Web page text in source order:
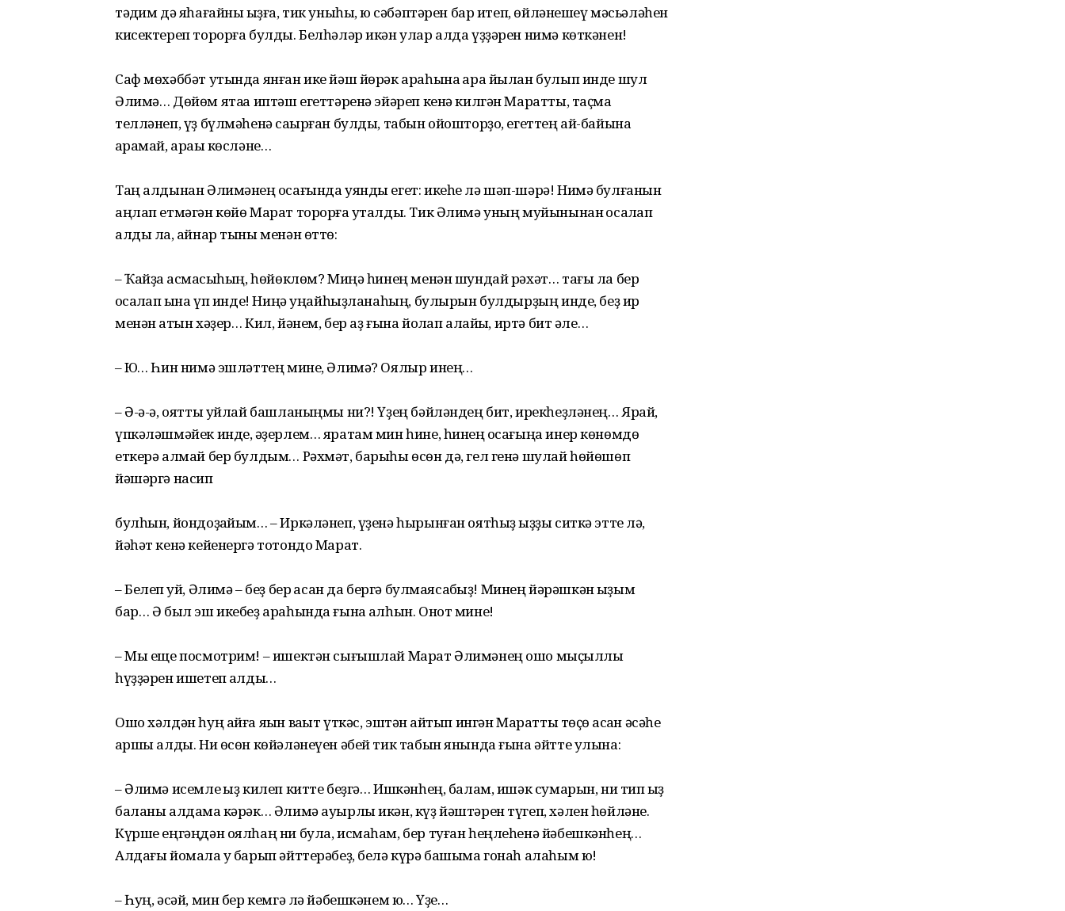
тәҡдим дә яһағайны ҡыҙға, тик уныһы, юҡ сәбәптәрен бар итеп, өйләнешеү мәсьәләһен
кисектереп торорға булды. Белһәләр икән улар алда үҙҙәрен нимә көткәнен!
Саф мөхәббәт утында янған ике йәш йөрәк араһына ҡара йылан булып инде шул
Әлимә… Дөйөм ятаҡҡа иптәш егеттәренә эйәреп кенә килгән Маратты, таҫма
телләнеп, үҙ бүлмәһенә саҡырған булды, табын ойошторҙо, егеттең ай-байына
ҡарамай, араҡы көсләне…
Таң алдынан Әлимәнең ҡосағында уянды егет: икеһе лә шәп-шәрә! Нимә булғанын
аңлап етмәгән көйө Марат торорға уҡталды. Тик Әлимә уның муйынынан ҡосаҡлап
алды ла, ҡайнар тыны менән өттө:
– Ҡайҙа ҡасмаҡсыһың, һөйөклөм? Миңә һинең менән шундай рәхәт… тағы ла бер
ҡосаҡлап ҡына үп инде! Ниңә уңайһыҙланаһың, булырын булдырҙың инде, беҙ ир
менән ҡатын хәҙер… Кил, йәнем, бер аҙ ғына йоҡлап алайыҡ, иртә бит әле…
– Юҡ… Һин нимә эшләттең мине, Әлимә? Оялыр инең…
– Ә-ә-ә, оятты уйлай башланыңмы ни?! Үҙең бәйләндең бит, ирекһеҙләнең… Ярай,
үпкәләшмәйек инде, ҡәҙерлем… яратам мин һине, һинең ҡосағыңа инер көнөмдө
еткерә алмай бер булдым… Рәхмәт, барыһы өсөн дә, гел генә шулай һөйөшөп
йәшәргә насип
булһын, йондоҙҡайым… – Иркәләнеп, үҙенә һырынған оятһыҙ ҡыҙҙы ситкә этте лә,
йәһәт кенә кейенергә тотондо Марат.
– Белеп ҡуй, Әлимә – беҙ бер ҡасан да бергә булмаясаҡбыҙ! Минең йәрәшкән ҡыҙым
бар… Ә был эш икебеҙ араһында ғына ҡалһын. Онот мине!
– Мы еще посмотрим! – ишектән сығышлай Марат Әлимәнең ошо мыҫҡыллы
һүҙҙәрен ишетеп ҡалды…
Ошо хәлдән һуң айға яҡын ваҡыт үткәс, эштән ҡайтып ингән Маратты төҫө ҡасҡан әсәһе
ҡаршы алды. Ни өсөн көйәләнеүен әбей тик табын янында ғына әйтте улына:
– Әлимә исемле ҡыҙ килеп китте беҙгә… Ишкәнһең, балам, ишәк сумарын, ни тип ҡыҙ
баланы алдамаҡ кәрәк… Әлимә ауырлы икән, күҙ йәштәрен түгеп, хәлен һөйләне.
Күрше еңгәңдән оялһаң ни була, исмаһам, бер туған һеңлеһенә йәбешкәнһең…
Алдағы йомала уҡ барып әйттерәбеҙ, белә күрә башыма гонаһ алаһым юҡ!
– Һуң, әсәй, мин бер кемгә лә йәбешкәнем юҡ… Үҙе…